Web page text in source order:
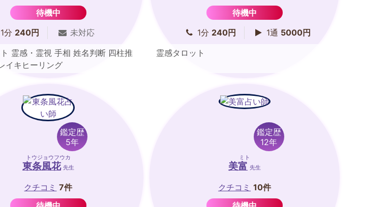
待機中
1分 240円
未対応
霊感・霊視 手相 姓名判断 四柱推
イキヒーリング
待機中
1分 240円 1通 5000円
霊感タロット
鑑定歴
5年
トウジョウフウカ
東条風花 先生
クチコミ 7件
鑑定歴
12年
ミト
美富 先生
クチコミ 10件